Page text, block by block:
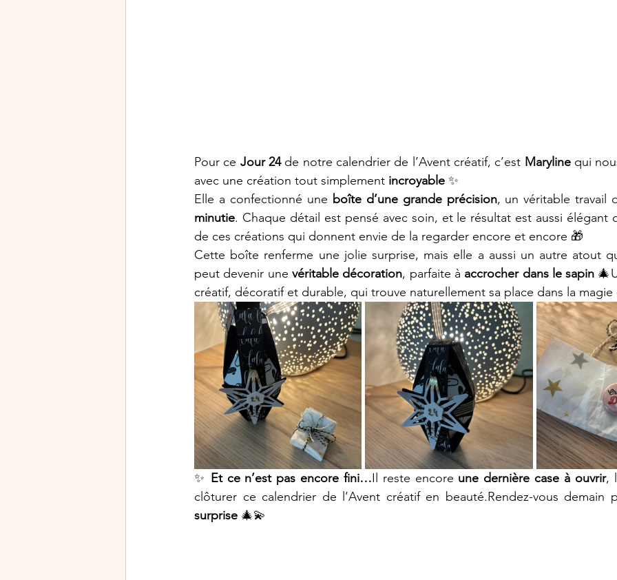
Pour ce Jour 24 de notre calendrier de l’Avent créatif, c’est Maryline qui
avec une création tout simplement incroyable ✨
Elle a confectionné une boîte d’une grande précision, un véritable travail
minutie. Chaque détail est pensé avec soin, et le résultat est aussi élégant
de ces créations qui donnent envie de la regarder encore et encore 🎁
Cette boîte renferme une jolie surprise, mais elle a aussi un autre atout
peut devenir une véritable décoration, parfaite à accrocher dans le sapin
créatif, décoratif et durable, qui trouve naturellement sa place dans la magie
✨ Et ce n’est pas encore fini…Il reste encore une dernière case à ouvrir,
clôturer ce calendrier de l’Avent créatif en beauté.Rendez-vous demain
surprise 🎄💫